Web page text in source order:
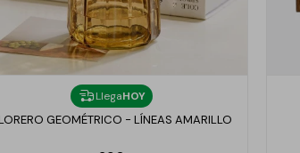
LlegaHOY
GEOMÉTRICO - LÍNEAS AMARILLO